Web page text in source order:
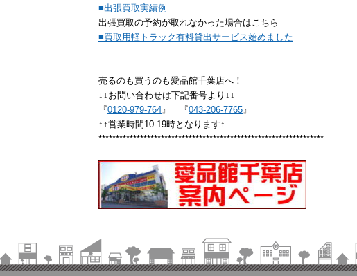
■出張買取実績例
出張買取の予約が取れなかった場合はこちら
■買取用軽トラック有料貸出サービス始めました
売るのも買うのも愛品館千葉店へ！
↓↓お問い合わせは下記番号より↓↓
『0120-979-764』 『043-206-7765』
↑↑営業時間10-19時となります↑
*****************************************************************